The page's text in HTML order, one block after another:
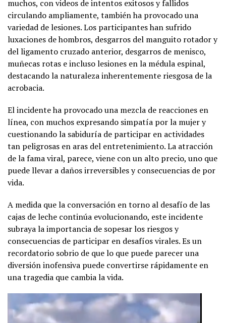
muchos, con videos de intentos exitosos y fallidos
circulando ampliamente, también ha provocado una
variedad de lesiones. Los participantes han sufrido
luxaciones de hombros, desgarros del manguito rotador y
del ligamento cruzado anterior, desgarros de menisco,
muñecas rotas e incluso lesiones en la médula espinal,
destacando la naturaleza inherentemente riesgosa de la
acrobacia.
El incidente ha provocado una mezcla de reacciones en
línea, con muchos expresando simpatía por la mujer y
cuestionando la sabiduría de participar en actividades
tan peligrosas en aras del entretenimiento. La atracción
de la fama viral, parece, viene con un alto precio, uno que
puede llevar a daños irreversibles y consecuencias de por
vida.
A medida que la conversación en torno al desafío de las
cajas de leche continúa evolucionando, este incidente
subraya la importancia de sopesar los riesgos y
consecuencias de participar en desafíos virales. Es un
recordatorio sobrio de que lo que puede parecer una
diversión inofensiva puede convertirse rápidamente en
una tragedia que cambia la vida.